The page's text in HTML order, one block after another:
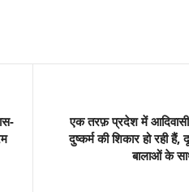
एक तरफ़ प्रदेश में आदिवासी
दुष्कर्म की शिकार हो रही हैं,
बालाओं के